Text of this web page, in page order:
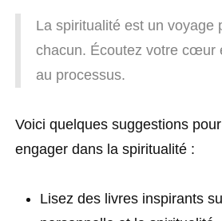
La spiritualité est un voyage
chacun. Écoutez votre cœur
au processus.
Voici quelques suggestions
engager dans la spiritualité :
Lisez des livres inspirants